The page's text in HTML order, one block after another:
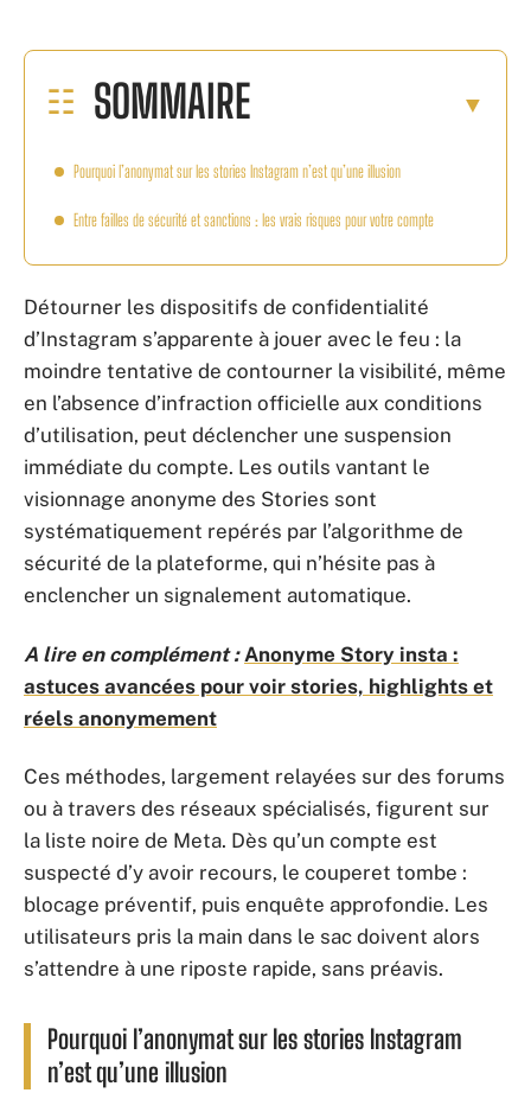
SOMMAIRE
Pourquoi l’anonymat sur les stories Instagram n’est qu’une illusion
Entre failles de sécurité et sanctions : les vrais risques pour votre compte
Détourner les dispositifs de confidentialité
d’Instagram s’apparente à jouer avec le feu : la
moindre tentative de contourner la visibilité, même
en l’absence d’infraction officielle aux conditions
d’utilisation, peut déclencher une suspension
immédiate du compte. Les outils vantant le
visionnage anonyme des Stories sont
systématiquement repérés par l’algorithme de
sécurité de la plateforme, qui n’hésite pas à
enclencher un signalement automatique.
A lire en complément : Anonyme Story insta :
astuces avancées pour voir stories, highlights et
réels anonymement
Ces méthodes, largement relayées sur des forums
ou à travers des réseaux spécialisés, figurent sur
la liste noire de Meta. Dès qu’un compte est
suspecté d’y avoir recours, le couperet tombe :
blocage préventif, puis enquête approfondie. Les
utilisateurs pris la main dans le sac doivent alors
s’attendre à une riposte rapide, sans préavis.
Pourquoi l’anonymat sur les stories Instagram
n’est qu’une illusion